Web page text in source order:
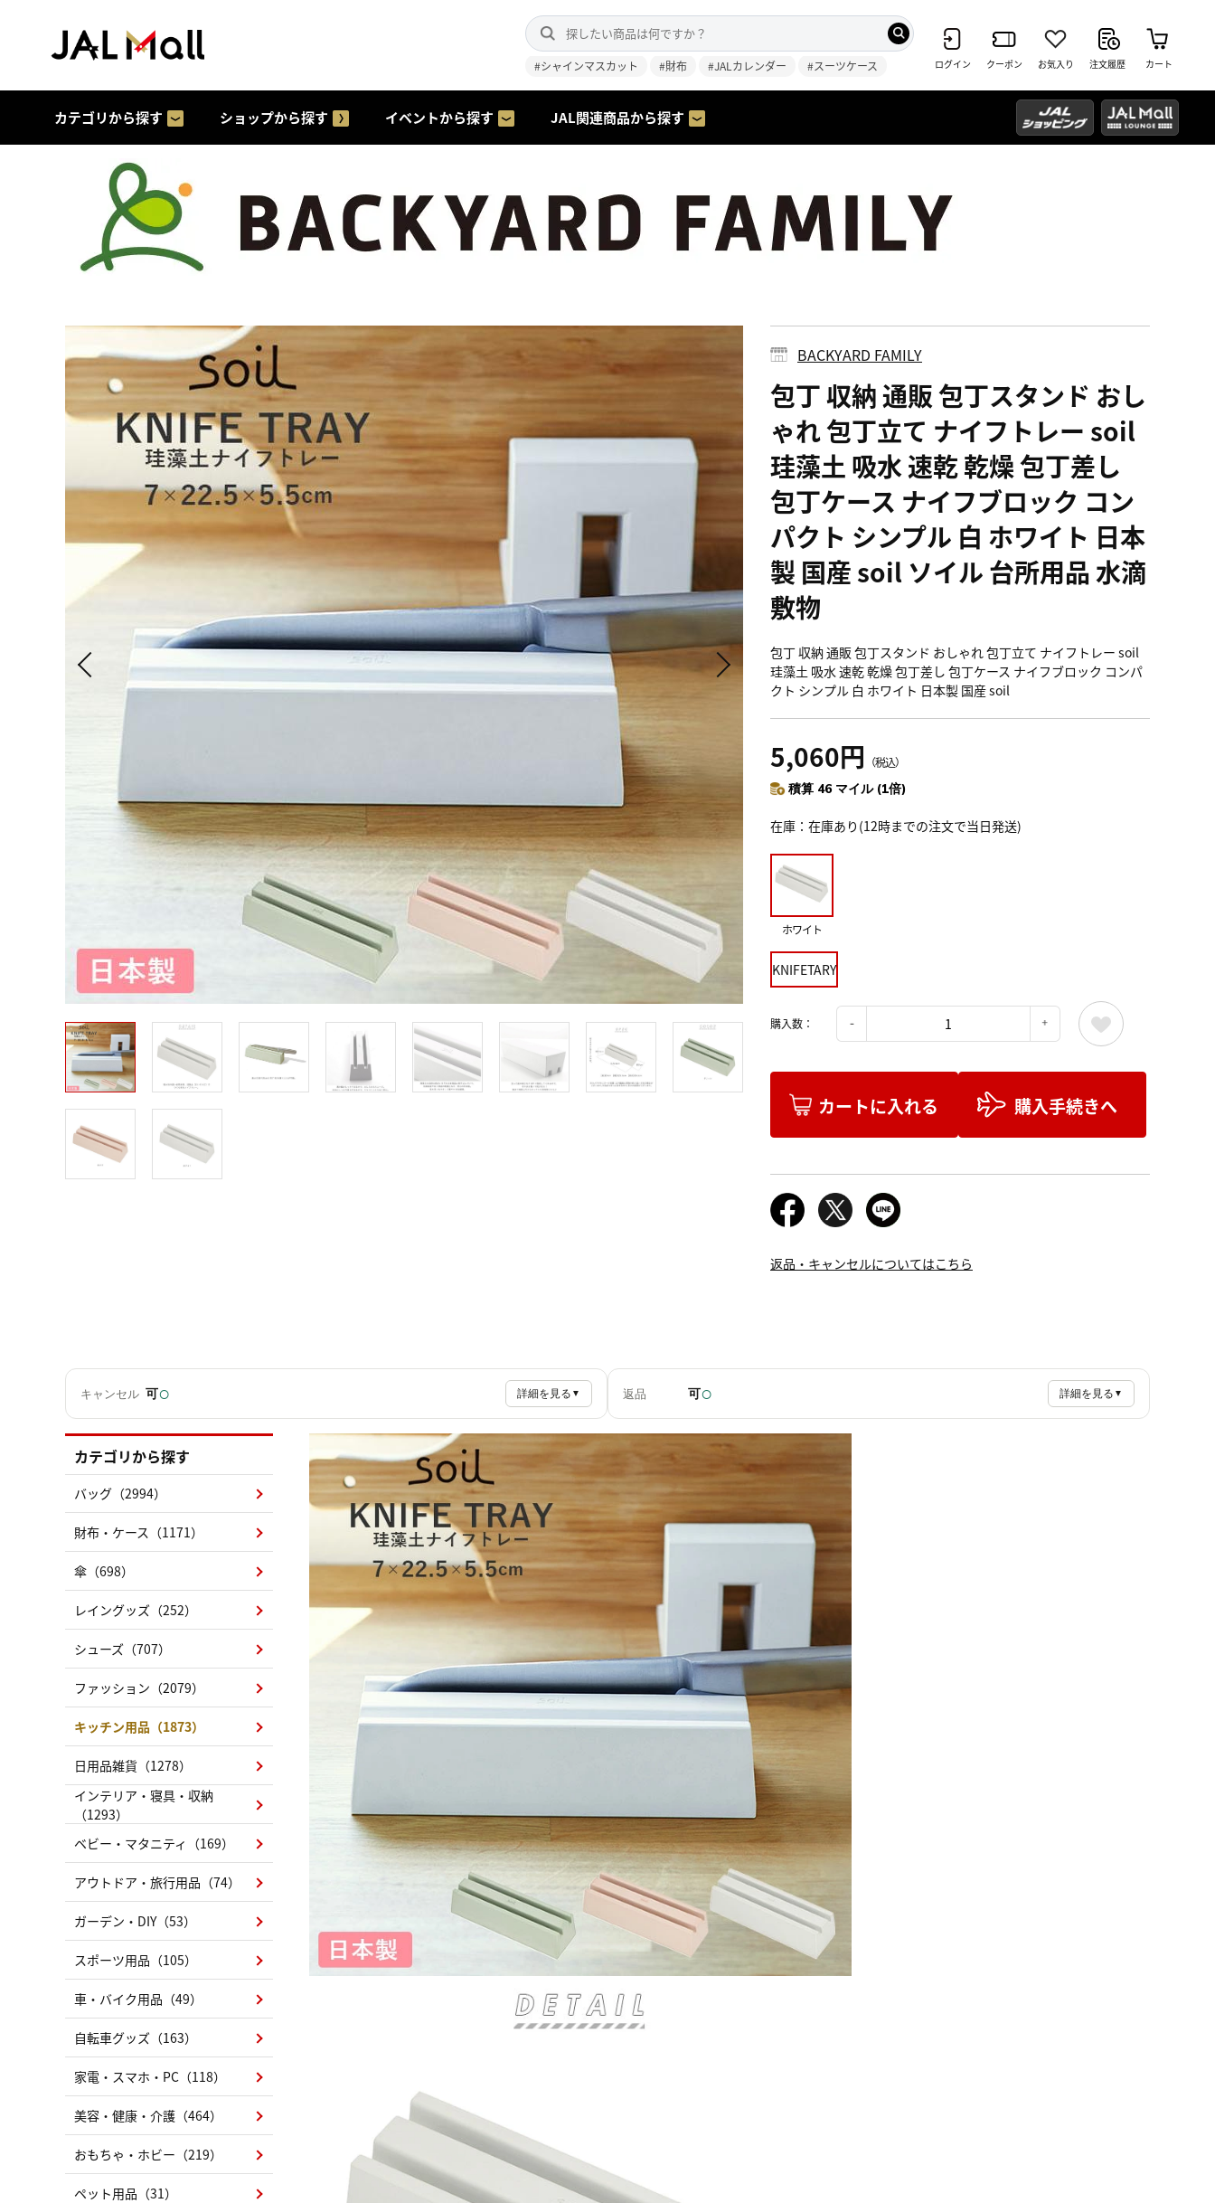
#シャインマスカット #財布 #JALカレンダー #スーツケース ログイン クーポン お気入り 注文履歴 カート
カテゴリから探す ショップから探す イベントから探す JAL関連商品から探す
BACKYARD FAMILY
包丁 収納 通販 包丁スタンド おし
ゃれ 包丁立て ナイフトレー soil
珪藻土 吸水 速乾 乾燥 包丁差し
包丁ケース ナイフブロック コン
パクト シンプル 白 ホワイト 日本
製 国産 soil ソイル 台所用品 水滴
敷物
包丁 収納 通販 包丁スタンド おしゃれ 包丁立て ナイフトレー soil
珪藻土 吸水 速乾 乾燥 包丁差し 包丁ケース ナイフブロック コンパ
クト シンプル 白 ホワイト 日本製 国産 soil
5,060円 （税込）
積算 46 マイル (1倍)
在庫 在庫あり(12時までの注文で当日発送)
ホワイト
KNIFETARY
購入数：
カートに入れる 購入手続きへ
返品・キャンセルについてはこちら
キャンセル 可○ 詳細を見る ▼ 返品 可○ 詳細を見る ▼
カテゴリから探す
バッグ（2994）
財布・ケース（1171）
傘（698）
レイングッズ（252）
シューズ（707）
ファッション（2079）
キッチン用品（1873）
日用品雑貨（1278）
インテリア・寝具・収納
（1293）
ベビー・マタニティ（169）
アウトドア・旅行用品（74）
ガーデン・DIY（53）
スポーツ用品（105）
車・バイク用品（49）
自転車グッズ（163）
家電・スマホ・PC（118）
美容・健康・介護（464）
おもちゃ・ホビー（219）
ペット用品（31）